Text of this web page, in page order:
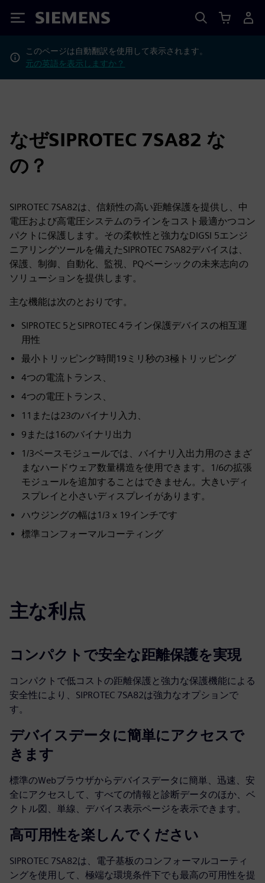
Siemens
このページは自動翻訳を使用して表示されます。
元の英語を表示しますか？
なぜSIPROTEC 7SA82 な
の？
SIPROTEC 7SA82は、信頼性の高い距離保護を提供し、中
電圧および高電圧システムのラインをコスト最適かつコン
パクトに保護します。その柔軟性と強力なDIGSI 5エンジ
ニアリングツールを備えたSIPROTEC 7SA82デバイスは、
保護、制御、自動化、監視、PQベーシックの未来志向の
ソリューションを提供します。
主な機能は次のとおりです。
SIPROTEC 5とSIPROTEC 4ライン保護デバイスの相互運
用性
最小トリッピング時間19ミリ秒の3極トリッピング
4つの電流トランス、
4つの電圧トランス、
11または23のバイナリ入力、
9または16のバイナリ出力
1/3ベースモジュールでは、バイナリ入出力用のさまざ
まなハードウェア数量構造を使用できます。1/6の拡張
モジュールを追加することはできません。大きいディ
スプレイと小さいディスプレイがあります。
ハウジングの幅は1/3 x 19インチです
標準コンフォーマルコーティング
主な利点
コンパクトで安全な距離保護を実現
コンパクトで低コストの距離保護と強力な保護機能による
安全性により、SIPROTEC 7SA82は強力なオプションで
す。
デバイスデータに簡単にアクセスで
きます
標準のWebブラウザからデバイスデータに簡単、迅速、安
全にアクセスして、すべての情報と診断データのほか、ベ
クトル図、単線、デバイス表示ページを表示できます。
高可用性を楽しんでください
SIPROTEC 7SA82は、電子基板のコンフォーマルコーティ
ングを使用して、極端な環境条件下でも最高の可用性を提